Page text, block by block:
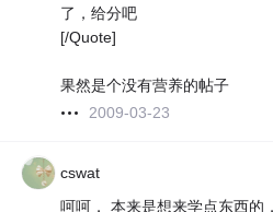
了，给分吧
[/Quote]
果然是个没有营养的帖子
2009-03-23
cswat
呵呵， 本来是想来学点东西的